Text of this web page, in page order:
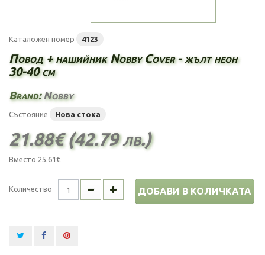
Каталожен номер 4123
Повод + нашийник Nobby Cover - жълт неон
30-40 см
Brand:Nobby
Състояние Нова стока
21.88€ (42.79 лв.)
Вместо 25.61€
Количество ДОБАВИ В КОЛИЧКАТА